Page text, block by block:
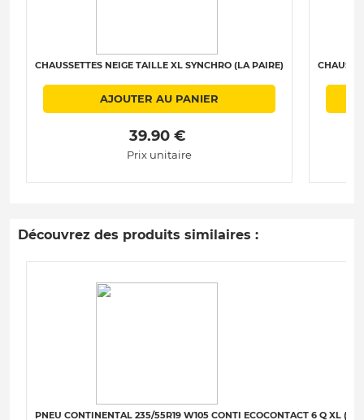
CHAUSSETTES NEIGE TAILLE XL SYNCHRO (LA PAIRE)
AJOUTER AU PANIER
39.90 €
Prix unitaire
Découvrez des produits similaires :
PNEU CONTINENTAL 235/55R19 W105 CONTI ECOCONTACT 6 Q XL